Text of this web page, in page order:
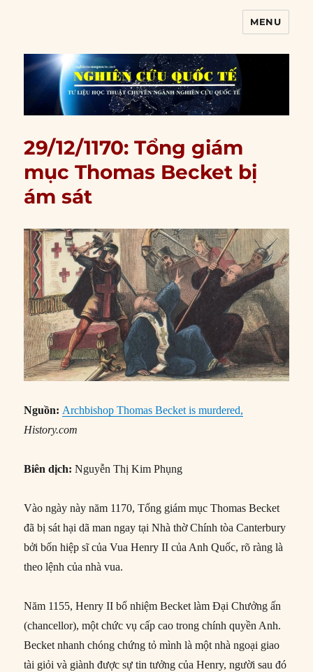
MENU
29/12/1170: Tổng giám
mục Thomas Becket bị
ám sát
Nguồn: Archbishop Thomas Becket is murdered,
History.com
Biên dịch:Nguyễn Thị Kim Phụng
Vào ngày này năm 1170, Tổng giám mục Thomas Becket
đã bị sát hại dã man ngay tại Nhà thờ Chính tòa Canterbury
bởi bốn hiệp sĩ của Vua Henry II của Anh Quốc, rõ ràng là
theo lệnh của nhà vua.
Năm 1155, Henry II bổ nhiệm Becket làm Đại Chưởng ấn
(chancellor), một chức vụ cấp cao trong chính quyền Anh.
Becket nhanh chóng chứng tỏ mình là một nhà ngoại giao
tài giỏi và giành được sự tin tưởng của Henry, người sau đó